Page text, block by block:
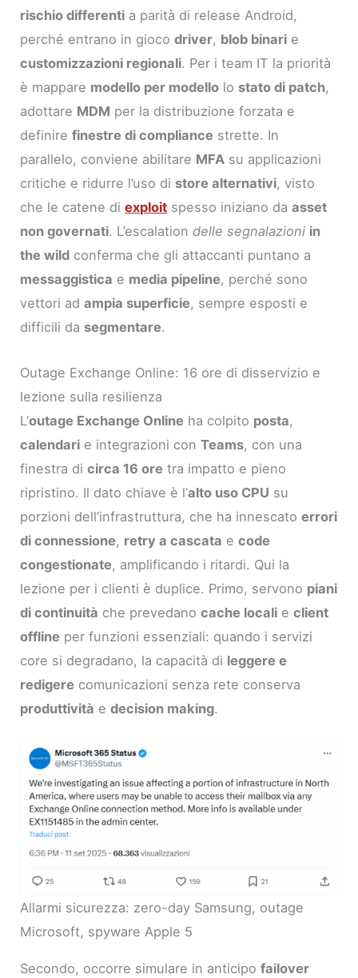
rischio differenti a parità di release Android,
perché entrano in giocodriver, blob binari e
customizzazioni regionali. Per i team IT la priorità
è mappare modello per modello lo stato di patch,
adottare MDM per la distribuzione forzata e
definirefinestre di compliance strette. In
parallelo, conviene abilitare MFA su applicazioni
critiche e ridurre l’uso di store alternativi, visto
che le catene diexploit spesso iniziano daasset
non governati. L’escalationdelle segnalazioni in
the wild conferma che gli attaccanti puntano a
messaggistica e media pipeline, perché sono
vettori adampia superficie, sempre esposti e
difficili da segmentare.
Outage Exchange Online: 16 ore di disservizio e
lezione sulla resilienza
L’outage Exchange Online ha colpito posta,
calendari e integrazioni conTeams, con una
finestra dicirca 16 ore tra impatto e pieno
ripristino. Il dato chiave è l’alto uso CPU su
porzioni dell’infrastruttura, che ha innescatoerrori
di connessione, retry a cascata ecode
congestionate, amplificando i ritardi. Qui la
lezione per i clienti è duplice. Primo, servono piani
di continuità che prevedanocache locali eclient
offline per funzioni essenziali: quando i servizi
core si degradano, la capacità di leggere e
redigere comunicazioni senza rete conserva
produttività edecision making.
Allarmi sicurezza: zero-day Samsung, outage
Microsoft, spyware Apple 5
Secondo, occorre simulare in anticipofailover